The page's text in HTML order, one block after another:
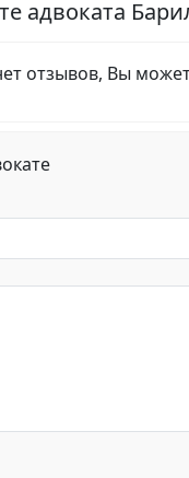
адвоката
отзывов, Вы